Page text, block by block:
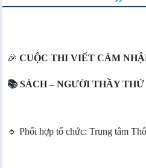
🎉 CUỘC THI VIẾT CẢM
📚 SÁCH – NGƯỜI THẦY
🔹 Phối hợp tổ chức: Trung tâm